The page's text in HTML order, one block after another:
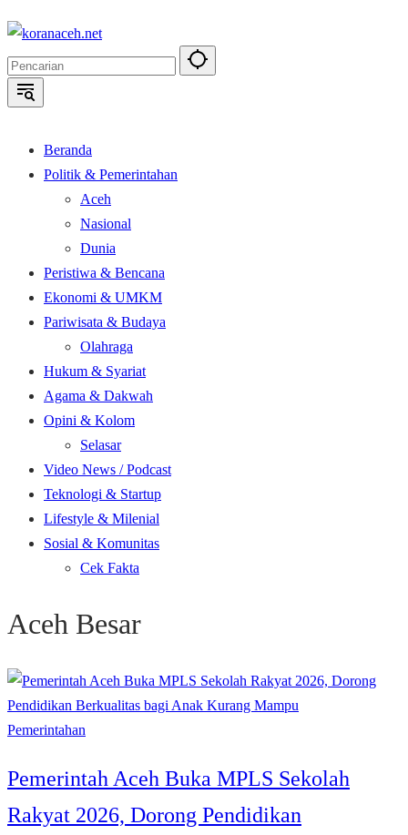
Langsung
konten
Beranda
Politik & Pemerintahan
Aceh
Nasional
Dunia
Peristiwa & Bencana
Ekonomi & UMKM
Pariwisata & Budaya
Olahraga
Hukum & Syariat
Agama & Dakwah
Opini & Kolom
Selasar
Video News / Podcast
Teknologi & Startup
Lifestyle & Milenial
Sosial & Komunitas
Cek Fakta
Aceh Besar
Pemerintahan
Pemerintah Aceh Buka MPLS Sekolah
Rakyat 2026, Dorong Pendidikan